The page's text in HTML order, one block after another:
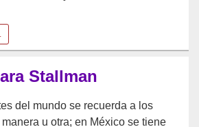
Stallman
del mundo se recuerda a los
u otra; en México se tiene